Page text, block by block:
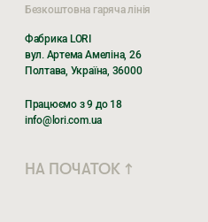
Безкоштовна гаряча лінія
Фабрика LORI
вул. Артема Амеліна, 26
Полтава, Україна, 36000
Працюємо з 9 до 18
info@lori.com.ua
НА ПОЧАТОК ↑